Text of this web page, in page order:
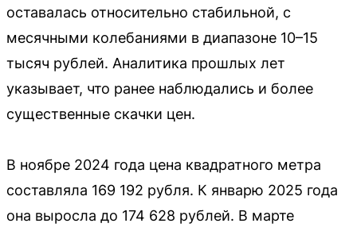
оставалась относительно стабильной, с
месячными колебаниями в диапазоне 10–15
тысяч рублей. Аналитика прошлых лет
указывает, что ранее наблюдались и более
существенные скачки цен.
В ноябре 2024 года цена квадратного метра
составляла 169 192 рубля. К январю 2025 года
она выросла до 174 628 рублей. В марте